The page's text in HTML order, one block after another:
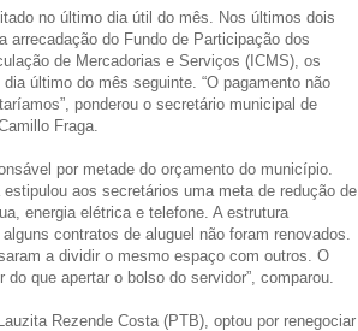
no último dia útil do mês. Nos últimos dois
arrecadação do Fundo de Participação dos
de Mercadorias e Serviços (ICMS), os
último do mês seguinte. “O pagamento não
ponderou o secretário municipal de
Fraga.
por metade do orçamento do município.
aos secretários uma meta de redução de
energia elétrica e telefone. A estrutura
contratos de aluguel não foram renovados.
a dividir o mesmo espaço com outros. O
que apertar o bolso do servidor”, comparou.
Rezende Costa (PTB), optou por renegociar